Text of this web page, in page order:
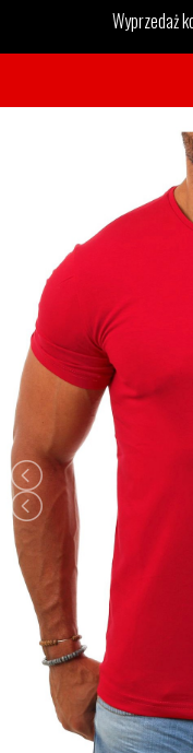
0001 Rolly - czerwonaWyprzedaż